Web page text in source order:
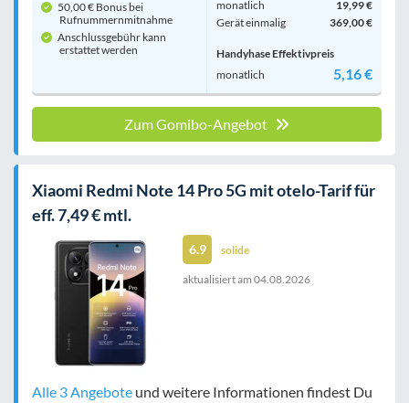
50,00 € Bonus bei
Rufnummern­mitnahme
Anschlussgebühr kann
erstattet werden
monatlich
19,99 €
Gerät einmalig
369,00 €
Handyhase Effektivpreis
monatlich
5,16 €
Zum Gomibo-Angebot
Xiaomi Redmi Note 14 Pro 5G mit otelo-Tarif für
eff. 7,49 € mtl.
6.9 solide
aktualisiert am 04.08.2026
Alle 3 Angebote und weitere Informationen findest Du